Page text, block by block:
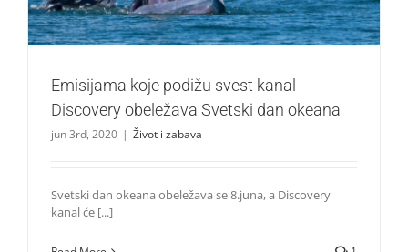
Emisijama koje podižu svest kanal
Discovery obeležava Svetski dan okeana
jun 3rd, 2020 | Život i zabava
Svetski dan okeana obeležava se 8.juna, a Discovery
kanal će [...]